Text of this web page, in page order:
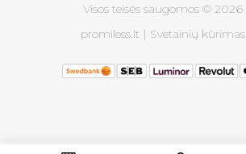
Visos teisės saugomos © 2026
promiless.lt | Svetainių kūrimas